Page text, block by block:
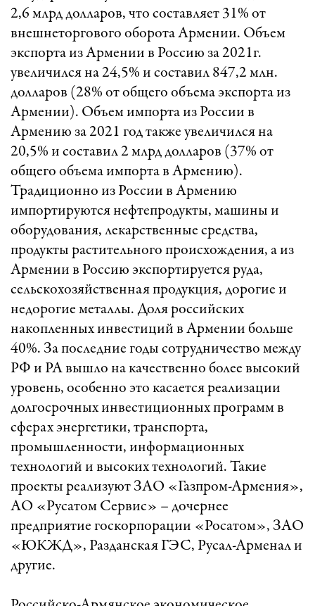
2,6 млрд долларов, что составляет 31% от
внешнеторгового оборота Армении. Объем
экспорта из Армении в Россию за 2021г.
увеличился на 24,5% и составил 847,2 млн.
долларов (28% от общего объема экспорта из
Армении). Объем импорта из России в
Армению за 2021 год также увеличился на
20,5% и составил 2 млрд долларов (37% от
общего объема импорта в Армению).
Традиционно из России в Армению
импортируются нефтепродукты, машины и
оборудования, лекарственные средства,
продукты растительного происхождения, а из
Армении в Россию экспортируется руда,
сельскохозяйственная продукция, дорогие и
недорогие металлы. Доля российских
накопленных инвестиций в Армении больше
40%. За последние годы сотрудничество между
РФ и РА вышло на качественно более высокий
уровень, особенно это касается реализации
долгосрочных инвестиционных программ в
сферах энергетики, транспорта,
промышленности, информационных
технологий и высоких технологий. Такие
проекты реализуют ЗАО «Газпром-Армения»,
АО «Русатом Сервис» – дочернее
предприятие госкорпорации «Росатом», ЗАО
«ЮКЖД», Разданская ГЭС, Русал-Арменал и
другие.